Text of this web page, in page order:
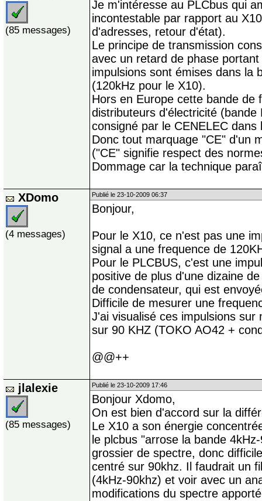
(85 messages)
Je m'intéresse au PLCbus qui
incontestable par rapport au
d'adresses, retour d'état).
Le principe de transmission
avec un retard de phase
impulsions sont émises dans la
(120kHz pour le X10).
Hors en Europe cette bande de
distributeurs d'électricité (bande
consigné par le CENELEC
Donc tout marquage "CE" d'un
("CE" signifie respect des
Dommage car la technique
XDomo
(4 messages)
Publié le 23-10-2009 06:37
Bonjour,
Pour le X10, ce n'est pas une
signal a une frequence de
Pour le PLCBUS, c'est une
positive de plus d'une dizaine
de condensateur, qui est
Difficile de mesurer une
J'ai visualisé ces impulsions
sur 90 KHZ (TOKO AO42 +
@@++
jlalexie
(85 messages)
Publié le 23-10-2009 17:46
Bonjour Xdomo,
On est bien d'accord sur la
Le X10 a son énergie
le plcbus "arrose la bande
grossier de spectre, donc
centré sur 90khz. Il faudrait un
(4kHz-90khz) et voir avec un
modifications du spectre